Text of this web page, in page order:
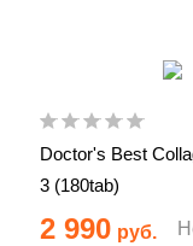
Doctor's Best
3 (180tab)
2 990 руб.